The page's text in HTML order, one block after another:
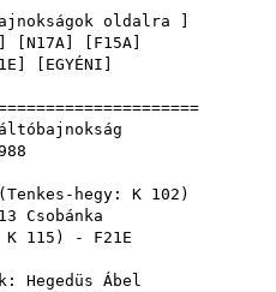
oldalra
N17A F15A
EGYÉNI
hegy: K 102)
Csobánka
K 115) - F21E
Hegedüs Ábel